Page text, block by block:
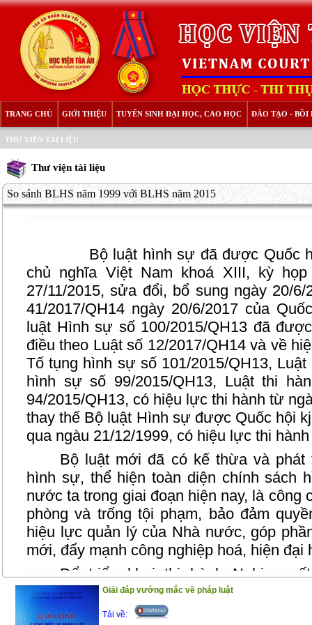
TRANG CHỦ GIỚI THIỆU TUYỂN SINH ĐẠI HỌC, CAO HỌC ĐÀO TẠO - BỒI
THƯ VIỆN TÀI LIỆU
Thư viện tài liệu
So sánh BLHS năm 1999 với BLHS năm 2015
Bộ luật hình sự đã được Quốc
chủ nghĩa Việt Nam khoá XIII, kỳ
27/11/2015, sửa đổi, bổ sung ngày 20/
41/2017/QH14 ngày 20/6/2017 của
luật Hình sự số 100/2015/QH13 đã
điều theo Luật số 12/2017/QH14 và về
Tố tụng hình sự số 101/2015/QH13,
hình sự số 99/2015/QH13, Luật thi
94/2015/QH13, có hiệu lực thi hành từ
thay thế Bộ luật Hình sự được Quốc hội
qua ngàu 21/12/1999, có hiệu lực thi
Bộ luật mới đã có kế thừa và phát
hình sự, thể hiện toàn diện chính sách
nước ta trong giai đoạn hiện nay, là công
phòng và trống tội phạm, bảo đảm
hiệu lực quản lý của Nhà nước, góp
mới, đẩy mạnh công nghiệp hoá, hiện đại
Để triển khai thi hành Nghị
20/6/2017 của Quốc hội về việc thi hành
bạn đọc, đặc biệt là Học viên, Điều tra
Giải đáp vướng mắc về pháp luật
Tải về: